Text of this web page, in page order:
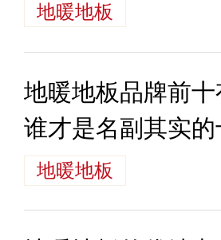
地暖地板
地暖地板品牌前
谁才是名副其实
地暖地板